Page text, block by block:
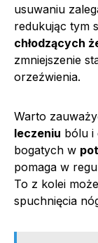
usuwaniu
redukując tym
chłodzących
zmniejszenie
orzeźwienia.
Warto
leczeniu bólu i
bogatych w
pomaga w
To z kolei
spuchnięcia